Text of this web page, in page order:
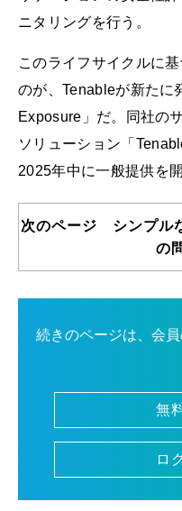
ニタリングを行う。
このライフサイクルに
のが、Tenableが新たに
Exposure」だ。同社の
ソリューション「
2025年中に一般提供を開
次のページ シンプル
の
続きのページは、会
無
ロ